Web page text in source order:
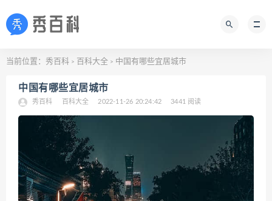
当前位置： 秀百科 > 百科大全 > 中国有哪些宜居城市
中国有哪些宜居城市
秀百科 百科大全 2022-11-26 20:24:42 3441 阅读